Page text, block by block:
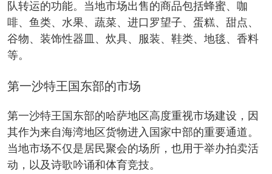
队转运的功能。当地市场出售的商品包括蜂蜜、咖
啡、鱼类、水果、蔬菜、进口罗望子、蛋糕、甜点、
谷物、装饰性器皿、炊具、服装、鞋类、地毯、香料
等。
第一沙特王国东部的市场
第一沙特王国东部的哈萨地区高度重视市场建设，因
其作为来自海湾地区货物进入国家中部的重要通道。
当地市场不仅是居民聚会的场所，也用于举办拍卖活
动，以及诗歌吟诵和体育竞技。